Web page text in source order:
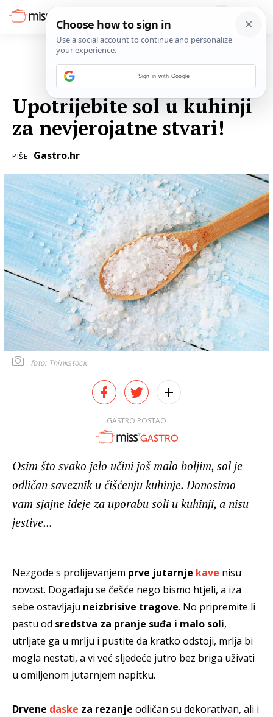
Upotrijebite sol u kuhinji
za nevjerojatne stvari!
PIŠE Gastro.hr
foto: Thinkstock
GASTRO POSTAO
Osim što svako jelo učini još malo boljim, sol je
odličan saveznik u čišćenju kuhinje. Donosimo
vam sjajne ideje za uporabu soli u kuhinji, a nisu
jestive...
Nezgode s prolijevanjem prve jutarnje kave nisu
novost. Događaju se češće nego bismo htjeli, a iza
sebe ostavljaju neizbrisive tragove. No pripremite li
pastu od sredstva za pranje suđa i malo soli,
utrljate ga u mrlju i pustite da kratko odstoji, mrlja bi
mogla nestati, a vi već sljedeće jutro bez briga uživati
u omiljenom jutarnjem napitku.
Drvene daske za rezanje odličan su dekorativan, ali i
Sign in with Google